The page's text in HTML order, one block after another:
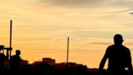
La magie